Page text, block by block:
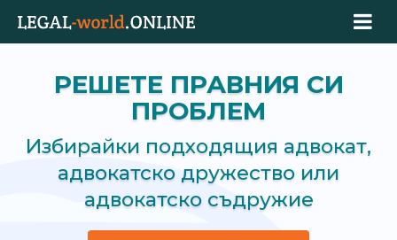
РЕШЕТЕ ПРАВНИЯ СИ
ПРОБЛЕМ
Избирайки подходящия адвокат,
адвокатско дружество или
адвокатско съдружие